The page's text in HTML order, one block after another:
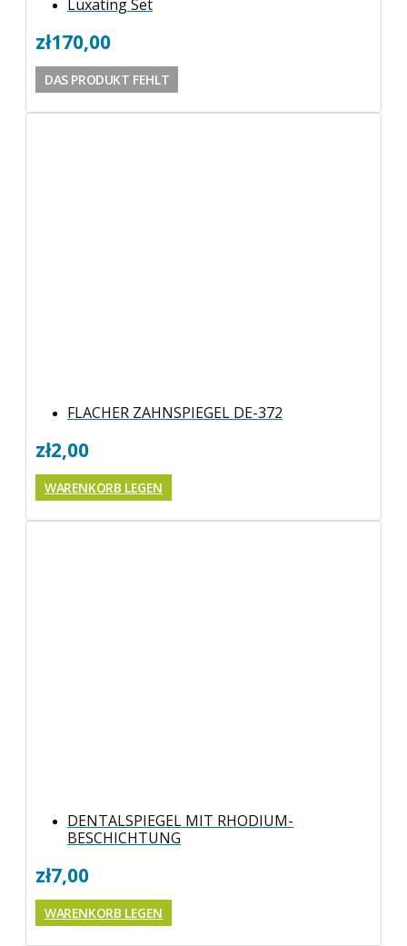
Luxating Set
zł170,00
DAS PRODUKT FEHLT
FLACHER ZAHNSPIEGEL DE-372
zł2,00
WARENKORB LEGEN
DENTALSPIEGEL MIT RHODIUM-
BESCHICHTUNG
zł7,00
WARENKORB LEGEN